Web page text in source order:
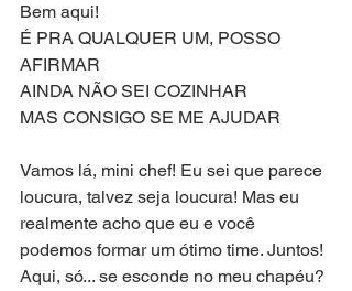
Bem aqui!
É PRA QUALQUER UM, POSSO
AFIRMAR
AINDA NÃO SEI COZINHAR
MAS CONSIGO SE ME AJUDAR
Vamos lá, mini chef! Eu sei que parece
loucura, talvez seja loucura! Mas eu
realmente acho que eu e você
podemos formar um ótimo time. Juntos!
Aqui, só... se esconde no meu chapéu?